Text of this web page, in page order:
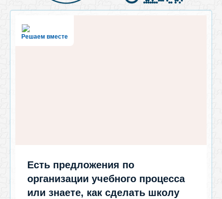
Решаем вместе
Есть предложения по
организации учебного процесса
или знаете, как сделать школу